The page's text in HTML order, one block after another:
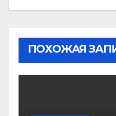
ПОХОЖАЯ